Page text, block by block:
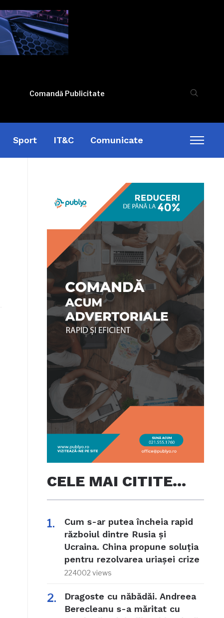
Comandă Publicitate
Sport IT&C Comunicate
CELE MAI CITITE…
Cum s-ar putea încheia rapid
războiul dintre Rusia și
Ucraina. China propune soluția
pentru rezolvarea uriașei crize
224002 views
Dragoste cu năbădăi. Andreea
Berecleanu s-a măritat cu